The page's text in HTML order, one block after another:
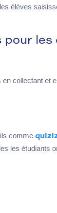
élèves
pour
collectant et
comme
les étudiants